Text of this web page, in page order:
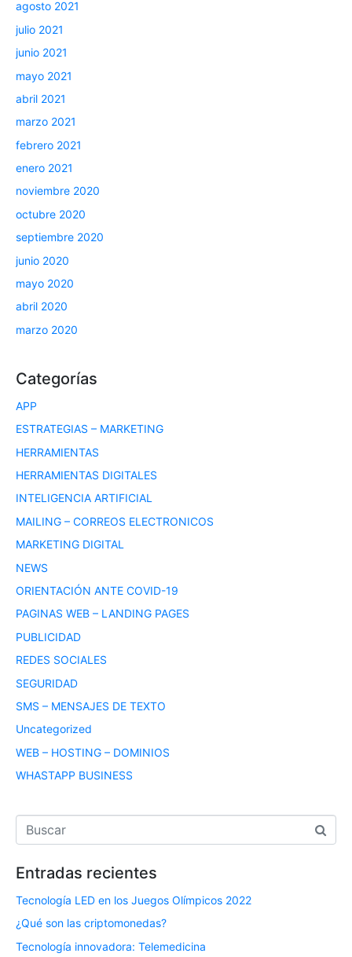
agosto 2021
julio 2021
junio 2021
mayo 2021
abril 2021
marzo 2021
febrero 2021
enero 2021
noviembre 2020
octubre 2020
septiembre 2020
junio 2020
mayo 2020
abril 2020
marzo 2020
Categorías
APP
ESTRATEGIAS – MARKETING
HERRAMIENTAS
HERRAMIENTAS DIGITALES
INTELIGENCIA ARTIFICIAL
MAILING – CORREOS ELECTRONICOS
MARKETING DIGITAL
NEWS
ORIENTACIÓN ANTE COVID-19
PAGINAS WEB – LANDING PAGES
PUBLICIDAD
REDES SOCIALES
SEGURIDAD
SMS – MENSAJES DE TEXTO
Uncategorized
WEB – HOSTING – DOMINIOS
WHASTAPP BUSINESS
Entradas recientes
Tecnología LED en los Juegos Olímpicos 2022
¿Qué son las criptomonedas?
Tecnología innovadora: Telemedicina